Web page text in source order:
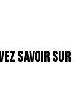
savoir sur